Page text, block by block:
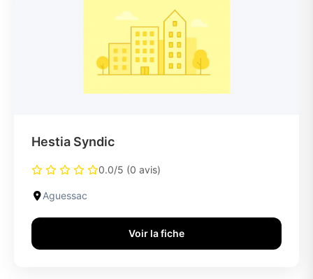
Hestia Syndic
0.0/5 (0 avis)
Aguessac
Voir la fiche